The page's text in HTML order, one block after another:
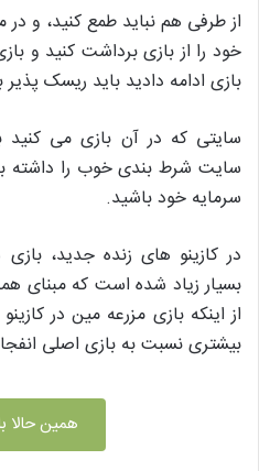
از طرفی هم نباید طمع کنید، و
خود را از بازی برداشت کنید و
بازی ادامه دادید باید ریسک پذیر
سایتی که در آن بازی می
سایت شرط بندی خوب را داشته
سرمایه خود باشید.
در کازینو های زنده جدید،
بسیار زیاد شده است که مبنای
از اینکه بازی مزرعه مین در
بیشتری نسبت به بازی اصلی
همین حالا